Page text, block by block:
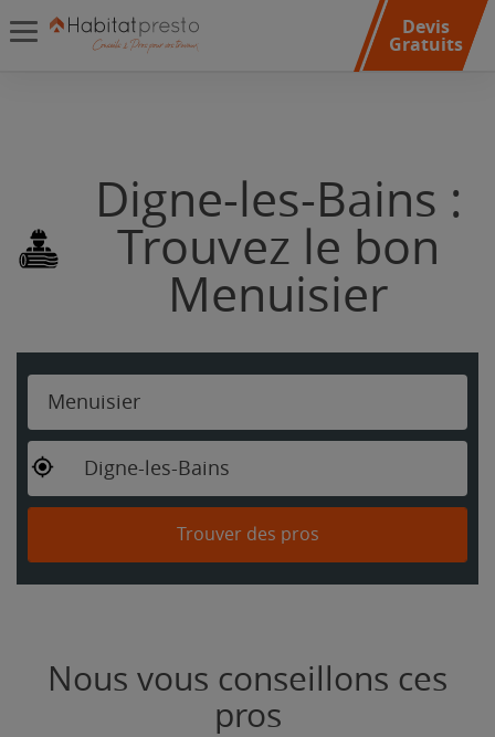
Devis
Gratuits
Digne-les-Bains :
Trouvez le bon
Menuisier
Menuisier
Digne-les-Bains
Trouver des pros
Nous vous conseillons ces
pros